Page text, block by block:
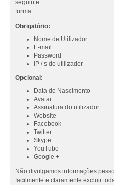
seguinte
forma:
Obrigatório:
Nome de Utilizador
E-mail
Password
IP / s do utilizador
Opcional:
Data de Nascimento
Avatar
Assinatura do utilizador
Website
Facebook
Twitter
Skype
YouTube
Google +
Não divulgamos informações
facilmente e claramente excluir